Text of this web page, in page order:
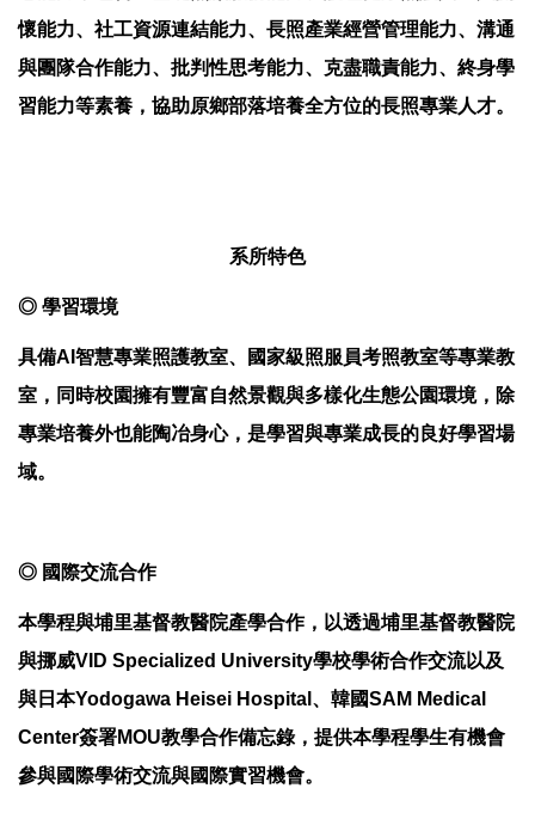
懷能力、社工資源連結能力、長照產業經營管理能力、溝通
與團隊合作能力、批判性思考能力、克盡職責能力、終身學
習能力等素養，協助原鄉部落培養全方位的長照專業人才。
系所特色
◎ 學習環境
具備AI智慧專業照護教室、國家級照服員考照教室等專業教
室，同時校園擁有豐富自然景觀與多樣化生態公園環境，除
專業培養外也能陶冶身心，是學習與專業成長的良好學習場
域。
◎ 國際交流合作
本學程與埔里基督教醫院產學合作，以透過埔里基督教醫院
與挪威VID Specialized University學校學術合作交流以及
與日本Yodogawa Heisei Hospital、韓國SAM Medical
Center簽署MOU教學合作備忘錄，提供本學程學生有機會
參與國際學術交流與國際實習機會。